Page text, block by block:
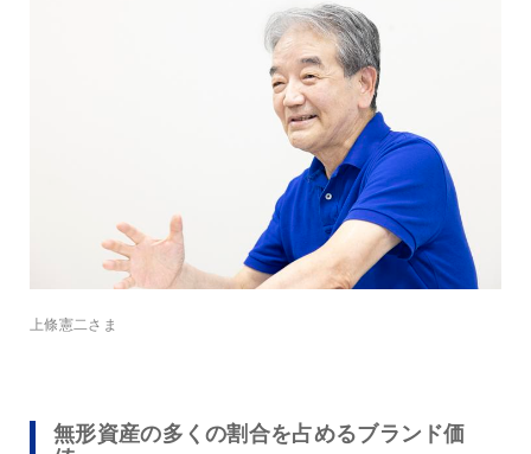
上條憲二さま
無形資産の多くの割合を占めるブランド価